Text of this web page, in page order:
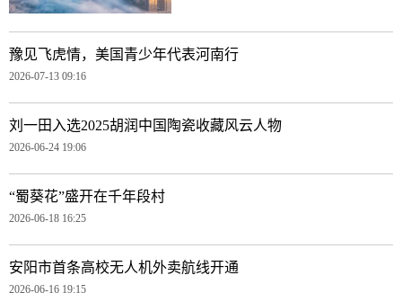
豫见飞虎情，美国青少年代表河南行
2026-07-13 09:16
刘一田入选2025胡润中国陶瓷收藏风云人物
2026-06-24 19:06
“蜀葵花”盛开在千年段村
2026-06-18 16:25
安阳市首条高校无人机外卖航线开通
2026-06-16 19:15